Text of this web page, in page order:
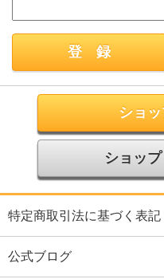
ショ
ショッ
特定商取引法に基づく表記
公式ブログ